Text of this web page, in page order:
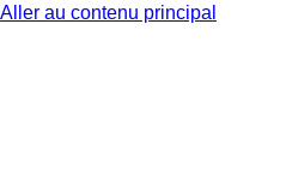
Aller au contenu principal